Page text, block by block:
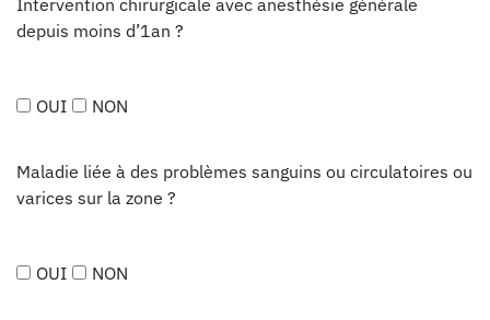
Intervention chirurgicale avec anesthésie générale
depuis moins d’1an ?
OUI NON
Maladie liée à des problèmes sanguins ou circulatoires ou
varices sur la zone ?
OUI NON